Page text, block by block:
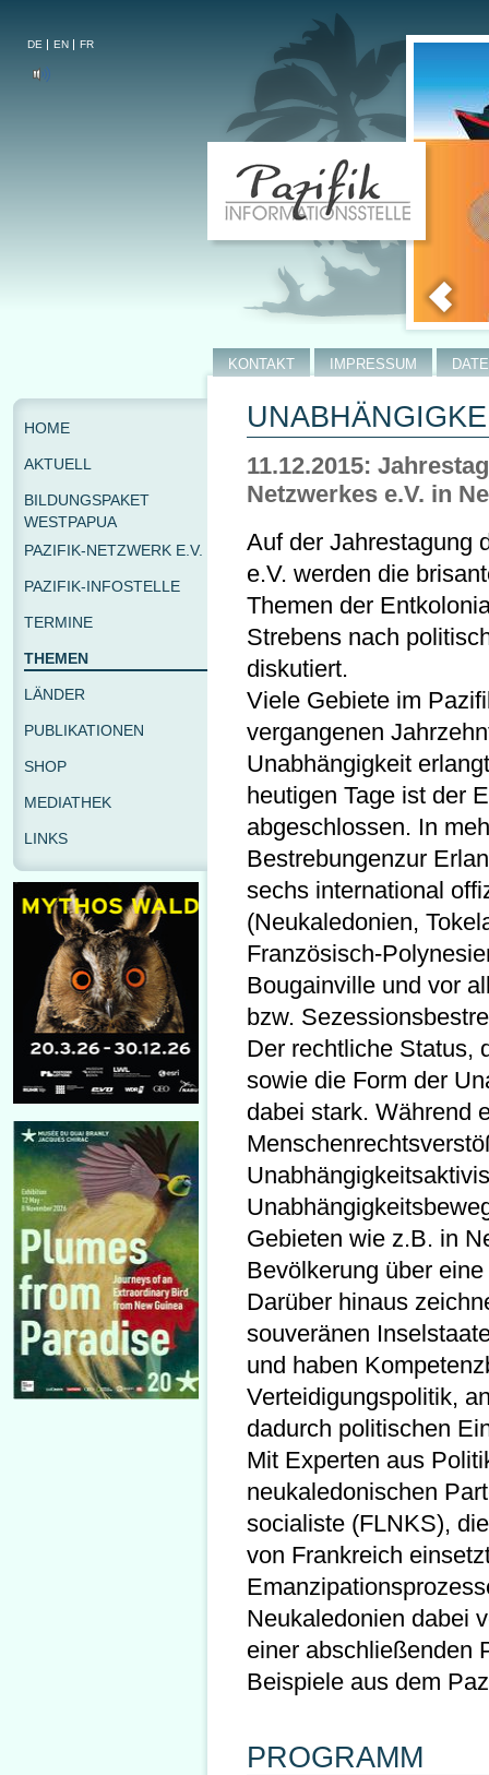
DE EN FR
11.12.2015:
Netzwerkes e.V. in
Auf der Jahrestagung
e.V. werden die
Themen der
Strebens nach
diskutiert.
Viele Gebiete im
vergangenen
Unabhängigkeit
heutigen Tage ist der
abgeschlossen. In
Bestrebungenzur
sechs international
(Neukaledonien,
Französisch-
Bougainville und vor
bzw.
Der rechtliche Status,
sowie die Form der
dabei stark. Während
Gebieten wie z.B. in
Bevölkerung über
Darüber hinaus
souveränen
und haben
Verteidigungspolitik,
dadurch politischen
Mit Experten aus
neukaledonischen
socialiste (FLNKS),
von Frankreich
Neukaledonien dabei
einer abschließenden
Beispiele aus dem
PROGRAMM
KONTAKT IMPRESSUM
HOME
AKTUELL
BILDUNGSPAKET
WESTPAPUA
PAZIFIK-NETZWERK E.V.
PAZIFIK-INFOSTELLE
TERMINE
THEMEN
LÄNDER
PUBLIKATIONEN
SHOP
MEDIATHEK
LINKS